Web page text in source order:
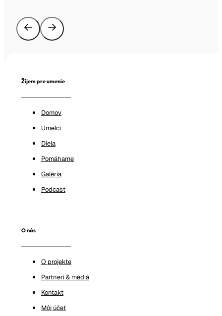
Žijem pre umenie
Domov
Umelci
Diela
Pomáhame
Galéria
Podcast
O nás
O projekte
Partneri & médiá
Kontakt
Môj účet